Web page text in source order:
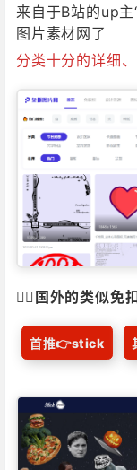
一句话结论
网”，分类
了。
怎么选更稳
的素材，
国外站，但
够。
最省事做法
载打包好
下，里面还
来自于B站的up
图片素材网了
分类十分的详细
🙋‍♂️ 国外的类似免
首推👉stick